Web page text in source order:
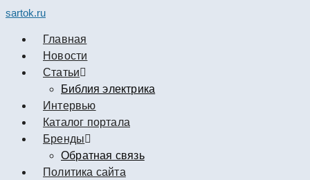
sartok.ru
Главная
Новости
Cтатьи
Библия электрика
Интервью
Каталог портала
Бренды
Обратная связь
Политика сайта